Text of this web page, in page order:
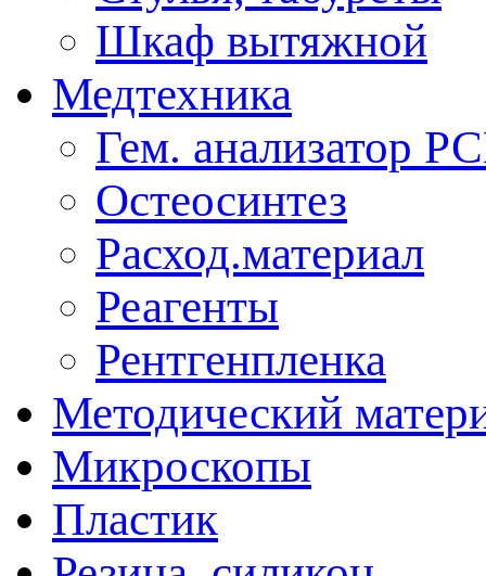
Шкаф вытяжной
Медтехника
Гем. анализатор
Остеосинтез
Расход.материал
Реагенты
Рентгенпленка
Методический
Микроскопы
Пластик